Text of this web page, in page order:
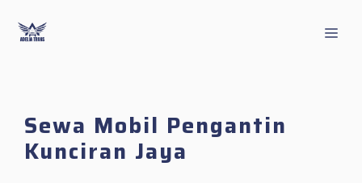
content
Sewa Mobil Pengantin
Kunciran Jaya